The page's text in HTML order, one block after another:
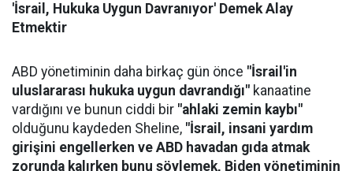
'İsrail, Hukuka Uygun Davranıyor' Demek Alay
Etmektir
ABD yönetiminin daha birkaç gün önce "İsrail'in
uluslararası hukuka uygun davrandığı" kanaatine
vardığını ve bunun ciddi bir "ahlaki zemin kaybı"
olduğunu kaydeden Sheline, "İsrail, insani yardım
girişini engellerken ve ABD havadan gıda atmak
zorunda kalırken bunu söylemek, Biden yönetiminin